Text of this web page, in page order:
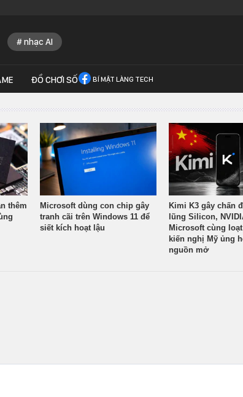
nhạc AI
ĐỒ CHƠI SỐ BÍ MẬT LÀNG TECH
thêm
Microsoft dùng con chip gây
tranh cãi trên Windows 11 để
siết kích hoạt lậu
Kimi K3 gây chấn
lũng Silicon,
Microsoft cùng
kiến nghị Mỹ ủng
nguồn mở